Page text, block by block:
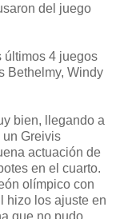
del juego
últimos 4 juegos
Bethelmy, Windy
bien, llegando a
un Greivis
actuación de
en el cuarto.
olímpico con
hizo los ajuste en
que no pudo